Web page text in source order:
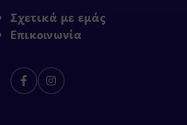
Σχετικά με εμάς
Επικοινωνία